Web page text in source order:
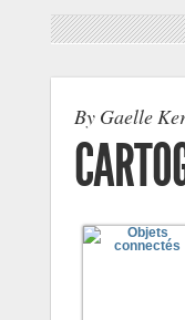
By Gaelle